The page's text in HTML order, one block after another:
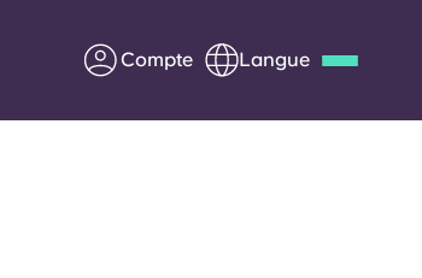
Compte Langue